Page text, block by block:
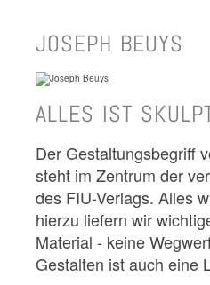
JOSEPH BEUYS
ALLES IST
Der Gestaltungsbegriff
steht im Zentrum der
des FIU-Verlags. Alles
hierzu liefern wir
Material - keine
Gestalten ist auch eine